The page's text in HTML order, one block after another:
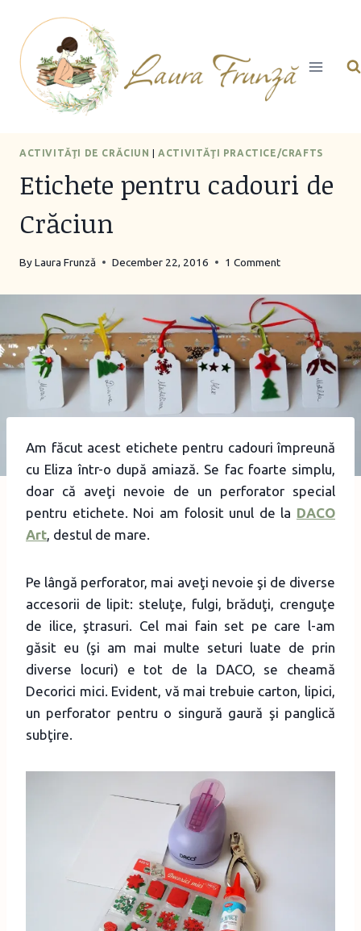
content
ACTIVITĂŢI DE CRĂCIUN |ACTIVITĂŢI PRACTICE/CRAFTS
Etichete pentru cadouri de
Crăciun
ByLaura Frunză December 22, 2016 1 Comment
Am făcut acest etichete pentru cadouri împreună
cu Eliza într-o după amiază. Se fac foarte simplu,
doar că aveţi nevoie de un perforator special
pentru etichete. Noi am folosit unul de la DACO
Art, destul de mare.
Pe lângă perforator, mai aveţi nevoie şi de diverse
accesorii de lipit: steluţe, fulgi, brăduţi, crenguţe
de ilice, ştrasuri. Cel mai fain set pe care l-am
găsit eu (şi am mai multe seturi luate de prin
diverse locuri) e tot de la DACO, se cheamă
Decorici mici. Evident, vă mai trebuie carton, lipici,
un perforator pentru o singură gaură şi panglică
subţire.